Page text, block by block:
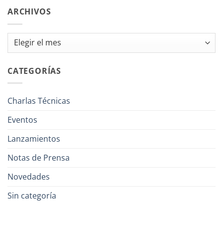
ARCHIVOS
Archivos
CATEGORÍAS
Charlas Técnicas
Eventos
Lanzamientos
Notas de Prensa
Novedades
Sin categoría